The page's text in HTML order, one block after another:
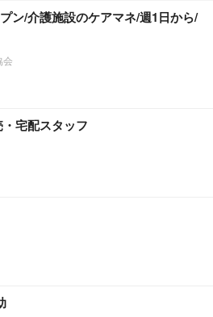
ン/介護施設のケアマネ/週1日から/
会
宅配スタッフ